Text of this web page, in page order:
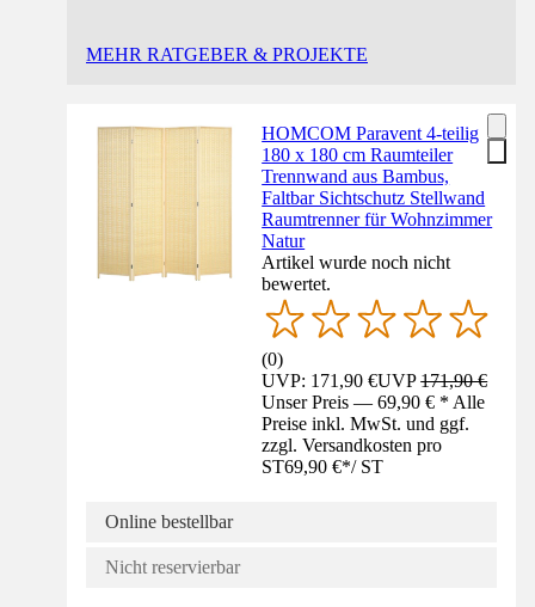
MEHR RATGEBER & PROJEKTE
HOMCOM Paravent 4-teilig
180 x 180 cm Raumteiler
Trennwand aus Bambus,
Faltbar Sichtschutz Stellwand
Raumtrenner für Wohnzimmer
Natur
Artikel wurde noch nicht
bewertet.
(0)
UVP: 171,90 €UVP171,90 €
Unser Preis — 69,90 € * Alle
Preise inkl. MwSt. und ggf.
zzgl. Versandkosten pro
ST69,90 €*/ ST
Online bestellbar
Nicht reservierbar